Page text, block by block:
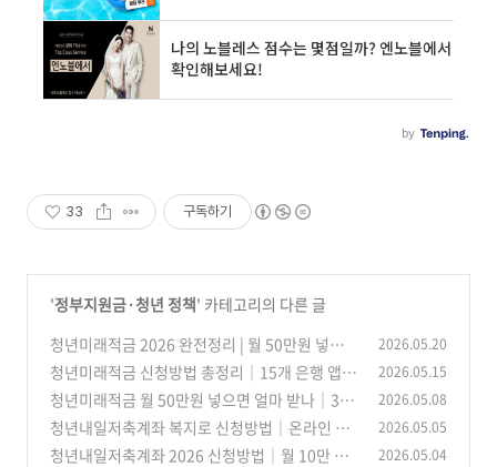
33 구독하기
'정부지원금·청년 정책' 카테고리의 다른 글
청년미래적금 2026 완전정리 | 월 50만원 넣으면
2255만원? 조건·수령액·은행 비교 (11)
2026.05.20
청년미래적금 신청방법 총정리｜15개 은행 앱·
6월 가입기간·준비사항 한 번에 보기 (7)
2026.05.15
청년미래적금 월 50만원 넣으면 얼마 받나｜3년
만기 수령액·정부기여금 계산 (13)
2026.05.08
청년내일저축계좌 복지로 신청방법｜온라인 신
청 경로·제출서류·마감시간 정리
2026.05.05
청년내일저축계좌 2026 신청방법｜월 10만 원
2026.05.04